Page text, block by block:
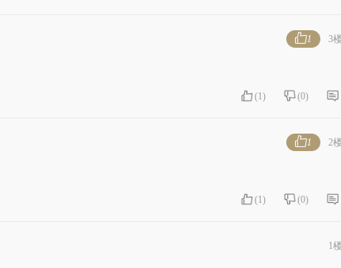
3楼
1
(1) (0)
2楼
1
(1) (0)
1楼